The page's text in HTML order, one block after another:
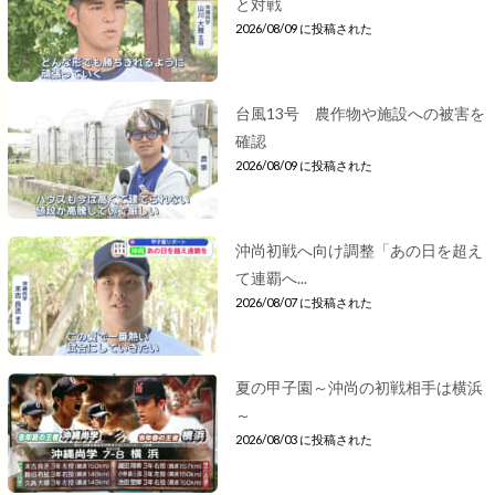
2026/08/09 に投稿された
台風13号 農作物や施設への被害を
確認
2026/08/09 に投稿された
沖尚初戦へ向け調整「あの日を超え
て連覇へ...
2026/08/07 に投稿された
夏の甲子園～沖尚の初戦相手は横浜
～
2026/08/03 に投稿された